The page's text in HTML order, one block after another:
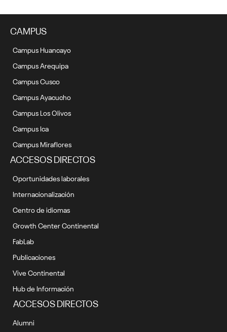
CAMPUS
Campus Huancayo
Campus Arequipa
Campus Cusco
Campus Ayacucho
Campus Los Olivos
Campus Ica
Campus Miraflores
ACCESOS DIRECTOS
Oportunidades laborales
Internacionalización
Centro de idiomas
Growth Center Continental
FabLab
Publicaciones
Vive Continental
Hub de Información
ACCESOS DIRECTOS
Alumni